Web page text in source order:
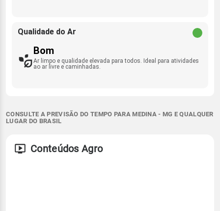
Qualidade do Ar
Bom
Ar limpo e qualidade elevada para todos. Ideal para atividades
ao ar livre e caminhadas.
CONSULTE A PREVISÃO DO TEMPO PARA MEDINA - MG E QUALQUER
LUGAR DO BRASIL
Conteúdos Agro